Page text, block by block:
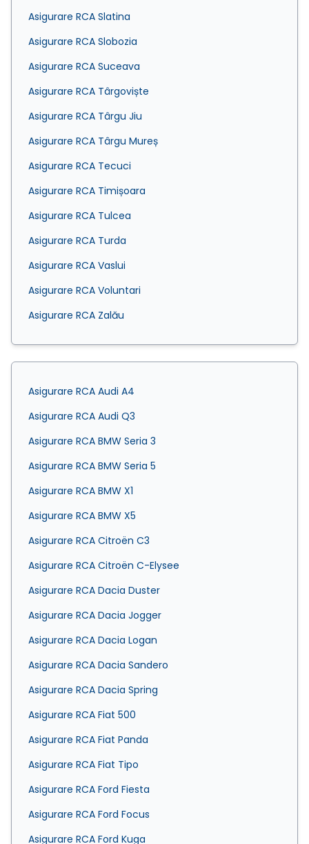
Asigurare RCA Slatina
Asigurare RCA Slobozia
Asigurare RCA Suceava
Asigurare RCA Târgoviște
Asigurare RCA Târgu Jiu
Asigurare RCA Târgu Mureș
Asigurare RCA Tecuci
Asigurare RCA Timișoara
Asigurare RCA Tulcea
Asigurare RCA Turda
Asigurare RCA Vaslui
Asigurare RCA Voluntari
Asigurare RCA Zalău
Asigurare RCA Audi A4
Asigurare RCA Audi Q3
Asigurare RCA BMW Seria 3
Asigurare RCA BMW Seria 5
Asigurare RCA BMW X1
Asigurare RCA BMW X5
Asigurare RCA Citroën C3
Asigurare RCA Citroën C-Elysee
Asigurare RCA Dacia Duster
Asigurare RCA Dacia Jogger
Asigurare RCA Dacia Logan
Asigurare RCA Dacia Sandero
Asigurare RCA Dacia Spring
Asigurare RCA Fiat 500
Asigurare RCA Fiat Panda
Asigurare RCA Fiat Tipo
Asigurare RCA Ford Fiesta
Asigurare RCA Ford Focus
Asigurare RCA Ford Kuga